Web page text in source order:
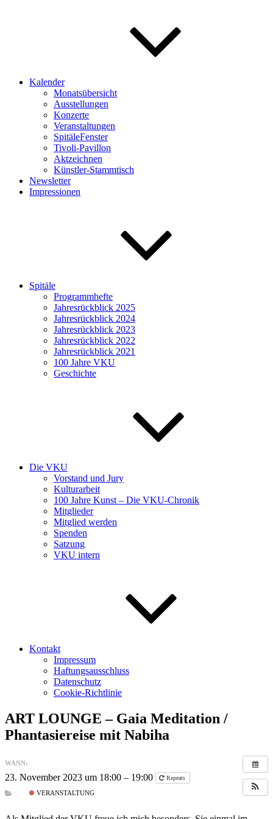
Kalender
Monatsübersicht
Ausstellungen
Konzerte
Veranstaltungen
SpitäleFenster
Tivoli-Pavillon
Aktzeichnen
Künstler-Stammtisch
Newsletter
Impressionen
Spitäle
Programmhefte
Jahresrückblick 2025
Jahresrückblick 2024
Jahresrückblick 2023
Jahresrückblick 2022
Jahresrückblick 2021
100 Jahre VKU
Geschichte
Die VKU
Vorstand und Jury
Kulturarbeit
100 Jahre Kunst – Die VKU-Chronik
Mitglieder
Mitglied werden
Spenden
Satzung
VKU intern
Kontakt
Impressum
Haftungsausschluss
Datenschutz
Cookie-Richtlinie
ART LOUNGE – Gaia Meditation /
Phantasiereise mit Nabiha
WANN:
23. November 2023 um 18:00 – 19:00 Repeats
VERANSTALTUNG